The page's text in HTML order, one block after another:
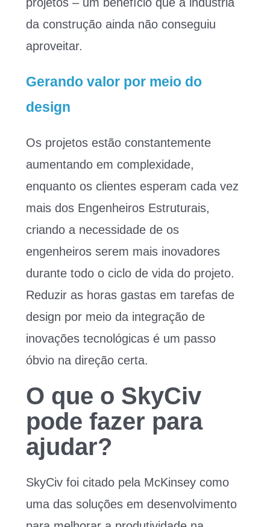
da construção ainda não conseguiu
aproveitar.
Gerando valor por meio do
design
Os projetos estão constantemente
aumentando em complexidade,
enquanto os clientes esperam cada vez
mais dos Engenheiros Estruturais,
criando a necessidade de os
engenheiros serem mais inovadores
durante todo o ciclo de vida do projeto.
Reduzir as horas gastas em tarefas de
design por meio da integração de
inovações tecnológicas é um passo
óbvio na direção certa.
O que o SkyCiv
pode fazer para
ajudar?
SkyCiv foi citado pela McKinsey como
uma das soluções em desenvolvimento